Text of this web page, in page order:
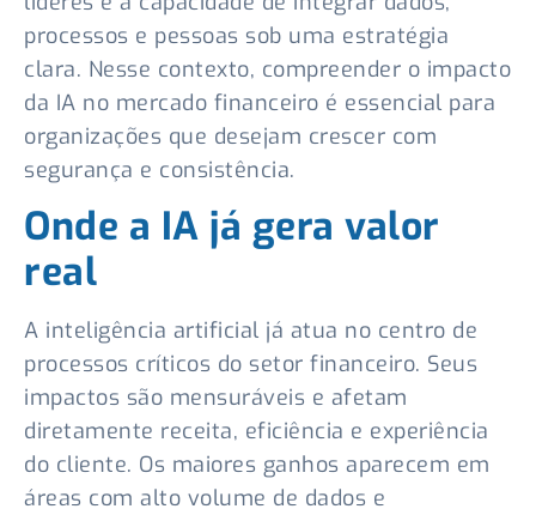
processos e pessoas sob uma estratégia
clara. Nesse contexto, compreender o impacto
da IA no mercado financeiro é essencial para
organizações que desejam crescer com
segurança e consistência.
Onde a IA já gera valor
real
A inteligência artificial já atua no centro de
processos críticos do setor financeiro. Seus
impactos são mensuráveis e afetam
diretamente receita, eficiência e experiência
do cliente. Os maiores ganhos aparecem em
áreas com alto volume de dados e